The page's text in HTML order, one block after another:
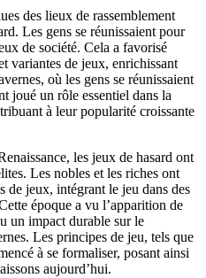
des lieux de rassemblement
Les gens se réunissaient pour
de société. Cela a favorisé
variantes de jeux, enrichissant
où les gens se réunissaient
joué un rôle essentiel dans la
à leur popularité croissante
les jeux de hasard ont
Les nobles et les riches ont
de jeux, intégrant le jeu dans des
époque a vu l’apparition de
un impact durable sur le
Les principes de jeu, tels que
à se formaliser, posant ainsi
aujourd’hui.